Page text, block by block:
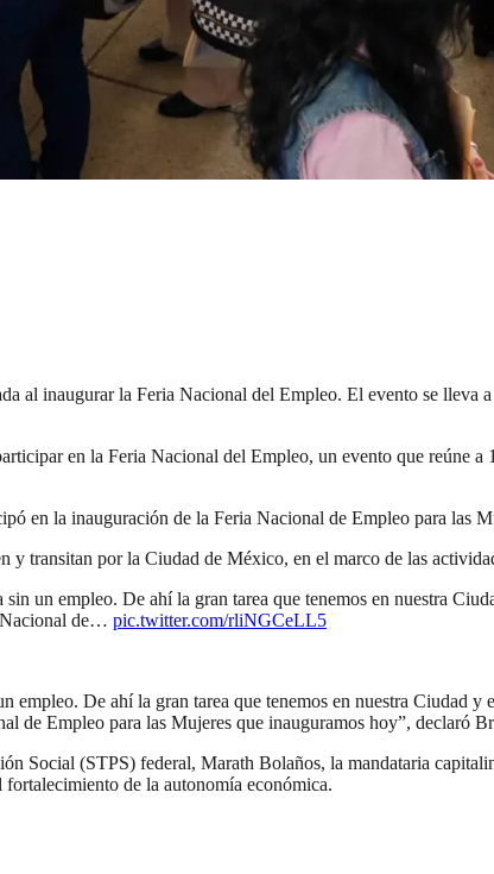
mujeres
al inaugurar la Feria Nacional del Empleo. El evento se lleva
en la Feria Nacional del Empleo, un evento que reúne a
en la inauguración de la Feria Nacional de Empleo para las
y transitan por la Ciudad de México, en el marco de las
un empleo. De ahí la gran tarea que tenemos en nuestra
Nacional de… pic.twitter.com/rliNGCeLL5
De ahí la gran tarea que tenemos en nuestra Ciudad y
de Empleo para las Mujeres que inauguramos hoy”, declaró
Social (STPS) federal, Marath Bolaños, la mandataria
fortalecimiento de la autonomía económica.